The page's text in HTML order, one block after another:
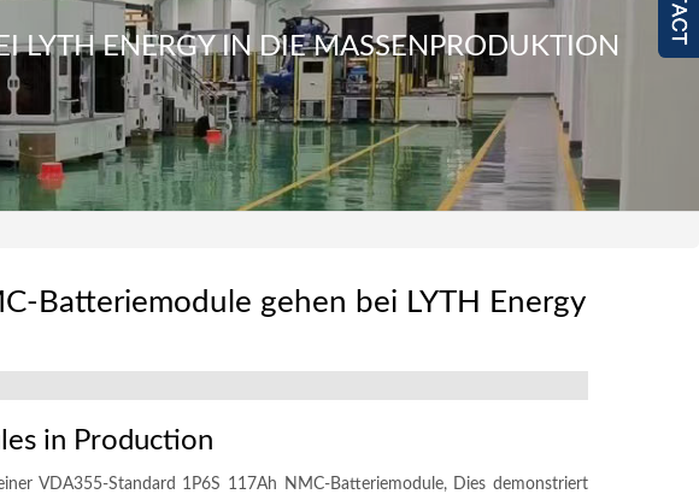
ENERGY IN DIE MASSENPRODUKTION
Batteriemodule gehen bei LYTH Energy
in Production
VDA355-Standard 1P6S 117Ah NMC-Batteriemodule, Dies demonstriert